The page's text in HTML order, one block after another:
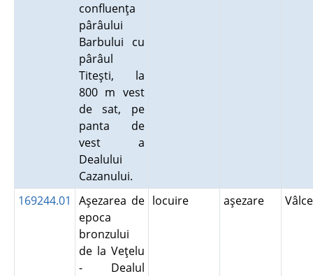
confluenţa
pârâului
Barbului cu
pârâul
Titeşti, la
800 m vest
de sat, pe
panta de
vest a
Dealului
Cazanului.
169244.01
Aşezarea de
epoca
bronzului
de la Veţelu
- Dealul
locuire aşezare